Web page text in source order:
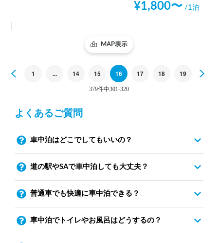
¥1,800〜 /1泊
MAP表示
Previous
1 ... 14 15 16 17 18 19
379件中301-320
よくあるご質問
車中泊はどこでしてもいいの？
道の駅やSAで車中泊しても大丈夫？
普通車でも快適に車中泊できる？
車中泊でトイレやお風呂はどうするの？